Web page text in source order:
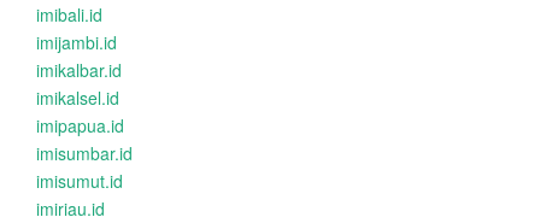
imibali.id
imijambi.id
imikalbar.id
imikalsel.id
imipapua.id
imisumbar.id
imisumut.id
imiriau.id